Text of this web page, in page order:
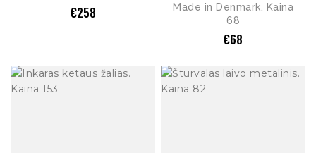
€258
Made in Denmark. Kaina
68
€68